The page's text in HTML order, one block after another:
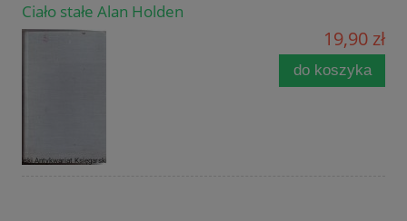
Ciało stałe Alan Holden
19,90 zł
do koszyka